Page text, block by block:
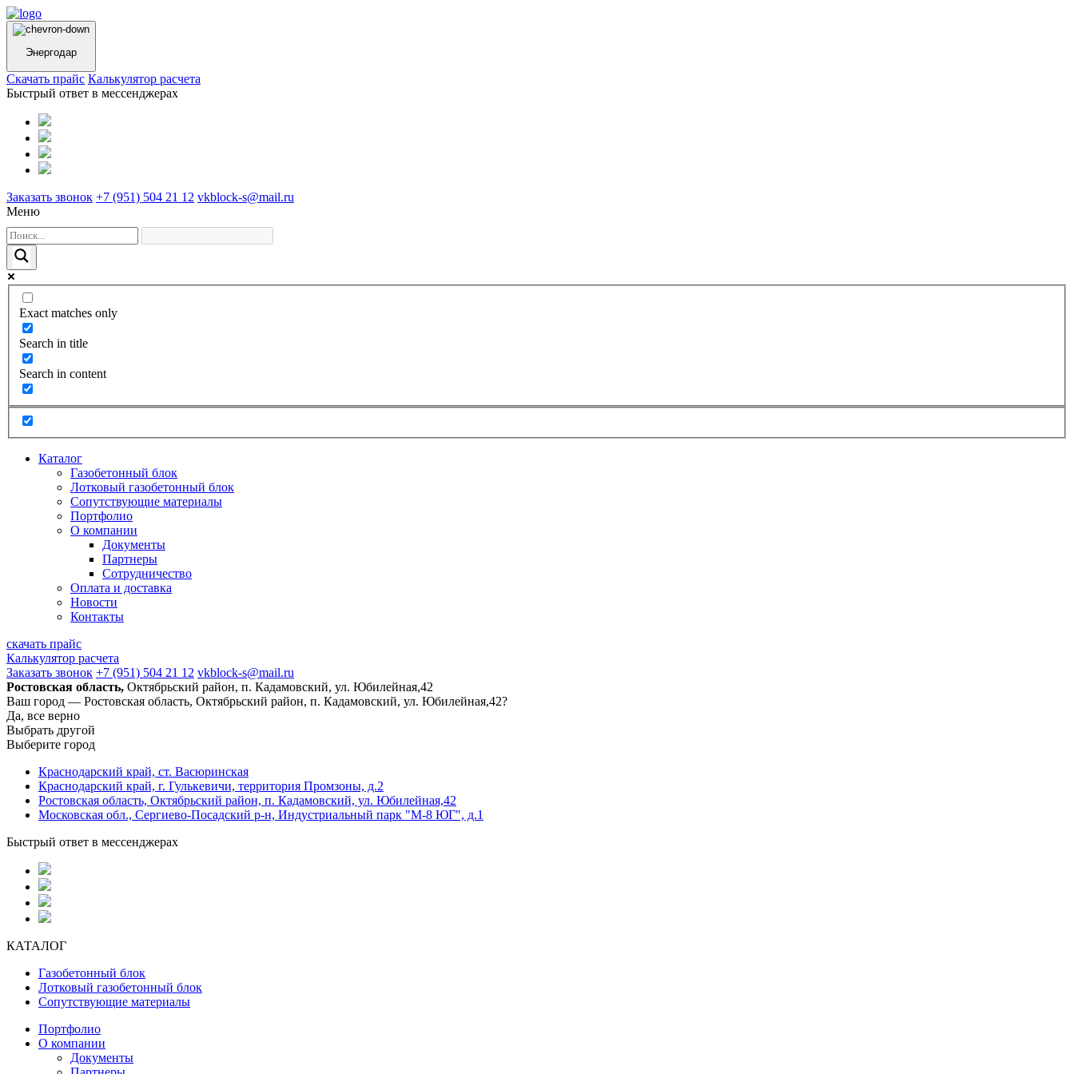
Энергодар
Cкачать прайс Калькулятор расчета
Быстрый ответ в мессенджерах
Заказать звонок +7 (951) 504 21 12 vkblock-s@mail.ru
Меню
Exact matches only
Search in title
Search in content
Каталог
Газобетонный блок
Лотковый газобетонный блок
Сопутствующие материалы
Портфолио
О компании
Документы
Партнеры
Сотрудничество
Оплата и доставка
Новости
Контакты
скачать прайс
Калькулятор расчета
Заказать звонок +7 (951) 504 21 12 vkblock-s@mail.ru
Ростовская область, Октябрьский район, п. Кадамовский, ул. Юбилейная,42
Ваш город — Ростовская область, Октябрьский район, п. Кадамовский, ул. Юбилейная,42?
Да, все верно
Выбрать другой
Выберите город
Краснодарский край, ст. Васюринская
Краснодарский край, г. Гулькевичи, территория Промзоны, д.2
Ростовская область, Октябрьский район, п. Кадамовский, ул. Юбилейная,42
Московская обл., Сергиево-Посадский р-н, Индустриальный парк "М-8 ЮГ", д.1
Быстрый ответ в мессенджерах
КАТАЛОГ
Газобетонный блок
Лотковый газобетонный блок
Сопутствующие материалы
Портфолио
О компании
Документы